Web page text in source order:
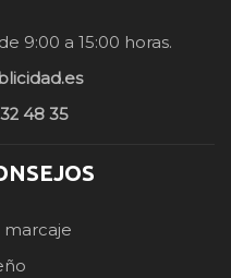
9:00 a 15:00 horas.
48 35
marcaje